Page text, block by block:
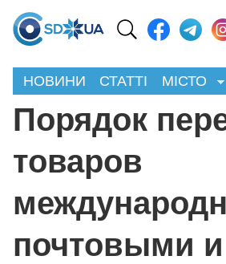
НОВИНИ СТАТТІ МІСТО
Порядок
товаров
почтовыми и